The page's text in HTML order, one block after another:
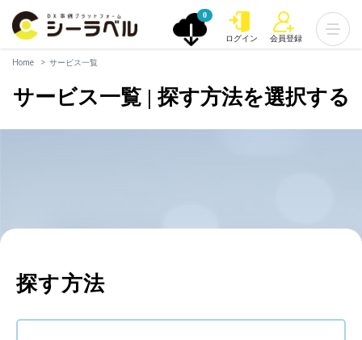
0
ログイン 会員登録
Home サービス一覧
サービス一覧 | 探す方法を選択する
探す方法